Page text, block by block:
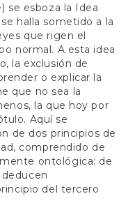
se esboza la Idea
halla sometido a la
que rigen el
normal. A esta idea
la exclusión de
o explicar la
que no sea la
la que hoy por
Aquí se
de dos principios de
comprendido de
ontológica: de
del tercero